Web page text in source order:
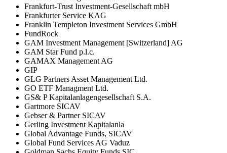
Frankfurt-Trust Investment-Gesellschaft mbH
Frankfurter Service KAG
Franklin Templeton Investment Services GmbH
FundRock
GAM Investment Management [Switzerland] AG
GAM Star Fund p.l.c.
GAMAX Management AG
GIP
GLG Partners Asset Management Ltd.
GO ETF Managment Ltd.
GS& P Kapitalanlagengesellschaft S.A.
Gartmore SICAV
Gebser & Partner SICAV
Gerling Investment Kapitalanla
Global Advantage Funds, SICAV
Global Fund Services AG Vaduz